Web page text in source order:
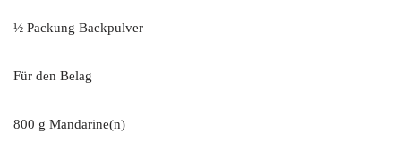
½ Packung Backpulver
Für den Belag
800 g Mandarine(n)